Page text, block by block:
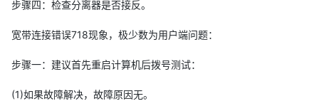
步骤四：检查分离器是否接反。
宽带连接错误718现象，极少数为用户端问题：
步骤一：建议首先重启计算机后拨号测试：
(1)如果故障解决，故障原因无。